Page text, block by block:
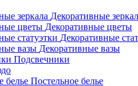
Декоративные
Декоративные цветы
Декоративные
Декоративные вазы
Подсвечники
Постельное белье